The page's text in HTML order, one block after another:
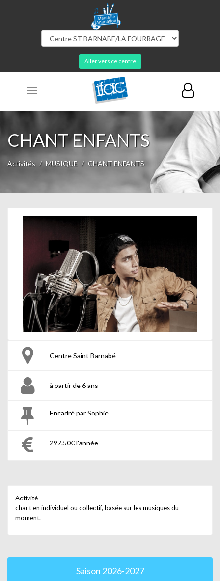
Aller vers ce centre
Toggle
CHANT ENFANTS
Activités MUSIQUE CHANT ENFANTS
Centre Saint Barnabé
à partir de 6 ans
Encadré par Sophie
297.50€ l'année
Activité
chant en individuel ou collectif, basée sur les musiques du
moment.
Saison 2026-2027